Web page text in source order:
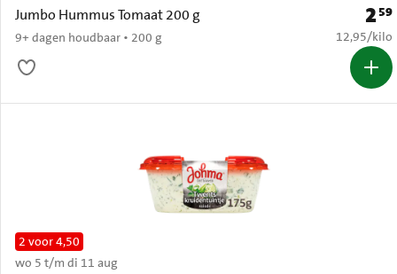
Jumbo Hummus Tomaat 200 g
9+ dagen houdbaar • 200 g
259
€ 12,95
12,95/kilo
2 voor 4,50
wo 5 t/m di 11 aug